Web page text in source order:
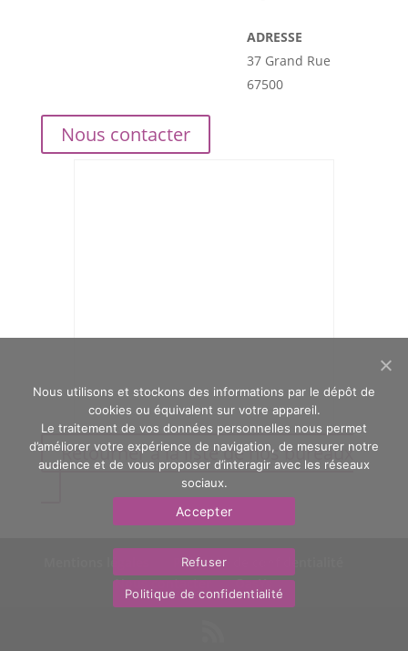
ADRESSE
37 Grand Rue
67500
Nous contacter
Retourner à la liste de nos bureaux
Politique de confidentialité
Nous contacter
OasYs
Nous utilisons et stockons des informations par le dépôt de
cookies ou équivalent sur votre appareil.
Le traitement de vos données personnelles nous permet
d’améliorer votre expérience de navigation, de mesurer notre
audience et de vous proposer d’interagir avec les réseaux
sociaux.
Accepter
Refuser
Politique de confidentialité